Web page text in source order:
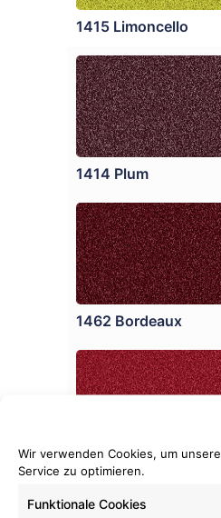
Wir verwenden Cookies, um
Service zu optimieren.
Funktionale Cookies
1415 Limoncello
1414 Plum
1462 Bordeaux
1463 Vino Rosso